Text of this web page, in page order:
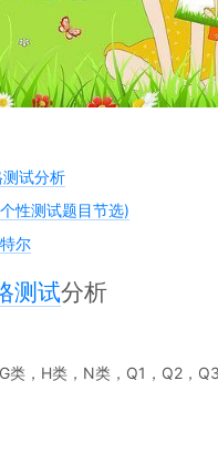
试分析
性测试题目节选)
尔
测试分析
类，H类，N类，Q1，Q2，Q3